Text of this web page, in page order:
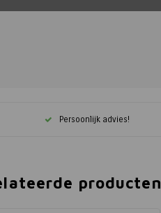
Persoonlijk advies!
producten